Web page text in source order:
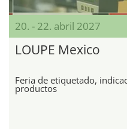
20. - 22. abril 2027
LOUPE Mexico
Feria de etiquetado,
productos